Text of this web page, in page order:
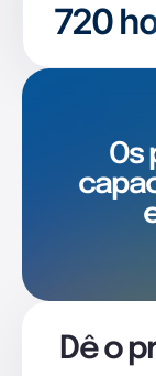
720
Os
Dê o